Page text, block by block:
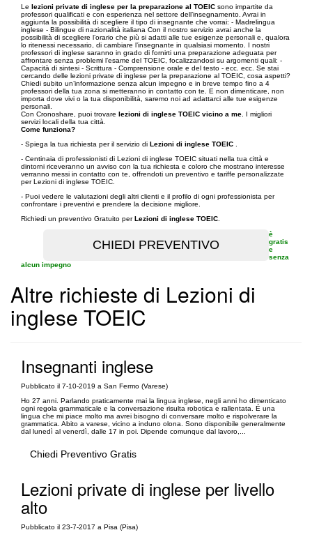
Le lezioni private di inglese per la preparazione al TOEIC sono impartite da
professori qualificati e con esperienza nel settore dell’insegnamento. Avrai in
aggiunta la possibilità di scegliere il tipo di insegnante che vorrai: - Madrelingua
inglese - Bilingue di nazionalità italiana Con il nostro servizio avrai anche la
possibilità di scegliere l’orario che più si adatti alle tue esigenze personali e, qualora
lo ritenessi necessario, di cambiare l’insegnante in qualsiasi momento. I nostri
professori di inglese saranno in grado di fornirti una preparazione adeguata per
affrontare senza problemi l’esame del TOEIC, focalizzandosi su argomenti quali: -
Capacità di sintesi - Scrittura - Comprensione orale e del testo - ecc. ecc. Se stai
cercando delle lezioni private di inglese per la preparazione al TOEIC, cosa aspetti?
Chiedi subito un’informazione senza alcun impegno e in breve tempo fino a 4
professori della tua zona si metteranno in contatto con te. E non dimenticare, non
importa dove vivi o la tua disponibilità, saremo noi ad adattarci alle tue esigenze
personali.
Con Cronoshare, puoi trovare lezioni di inglese TOEIC vicino a me . I migliori
servizi locali della tua città.
Come funziona?
- Spiega la tua richiesta per il servizio di Lezioni di inglese TOEIC
- Centinaia di professionisti di Lezioni di inglese TOEIC situati nella tua città e
dintorni riceveranno un avviso con la tua richiesta e coloro che mostrano interesse
verranno messi in contatto con te, offrendoti un preventivo e tariffe personalizzate
per Lezioni di inglese TOEIC.
- Puoi vedere le valutazioni degli altri clienti e il profilo di ogni professionista per
confrontare i preventivi e prendere la decisione migliore.
Richiedi un preventivo Gratuito perLezioni di inglese TOEIC
è
gratis
e
senza
alcun impegno
Altre richieste di Lezioni di
inglese TOEIC
Insegnanti inglese
Pubblicato il 7-10-2019 a San Fermo (Varese)
Ho 27 anni. Parlando praticamente mai la lingua inglese, negli anni ho dimenticato
ogni regola grammaticale e la conversazione risulta robotica e rallentata. É una
lingua che mi piace molto ma avrei bisogno di conversare molto e rispolverare la
grammatica. Abito a varese, vicino a induno olona. Sono disponibile generalmente
dal lunedì al venerdì, dalle 17 in poi. Dipende comunque dal lavoro,...
Chiedi Preventivo Gratis
Lezioni private di inglese per livello
alto
Pubblicato il 23-7-2017 a Pisa (Pisa)